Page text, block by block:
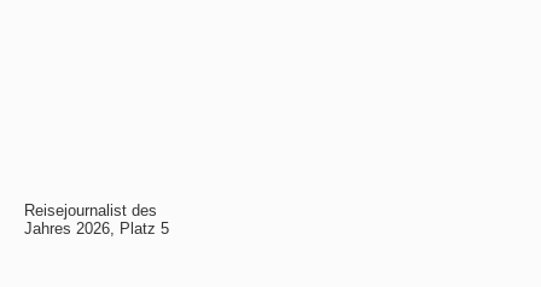
Reisejournalist des
Jahres 2026, Platz 5